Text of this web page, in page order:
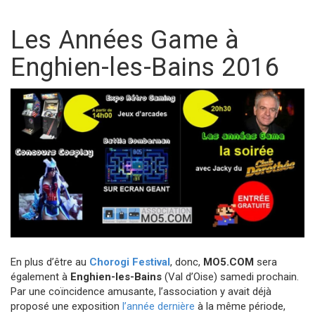
Les Années Game à
Enghien-les-Bains 2016
En plus d’être au Chorogi Festival, donc, MO5.COM sera
également à Enghien-les-Bains (Val d’Oise) samedi prochain.
Par une coïncidence amusante, l’association y avait déjà
proposé une exposition l’année dernière à la même période,